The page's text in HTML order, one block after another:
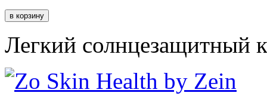
Легкий солнцезащитный